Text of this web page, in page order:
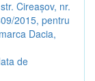
Cireașov, nr.
2015, pentru
Dacia,
de